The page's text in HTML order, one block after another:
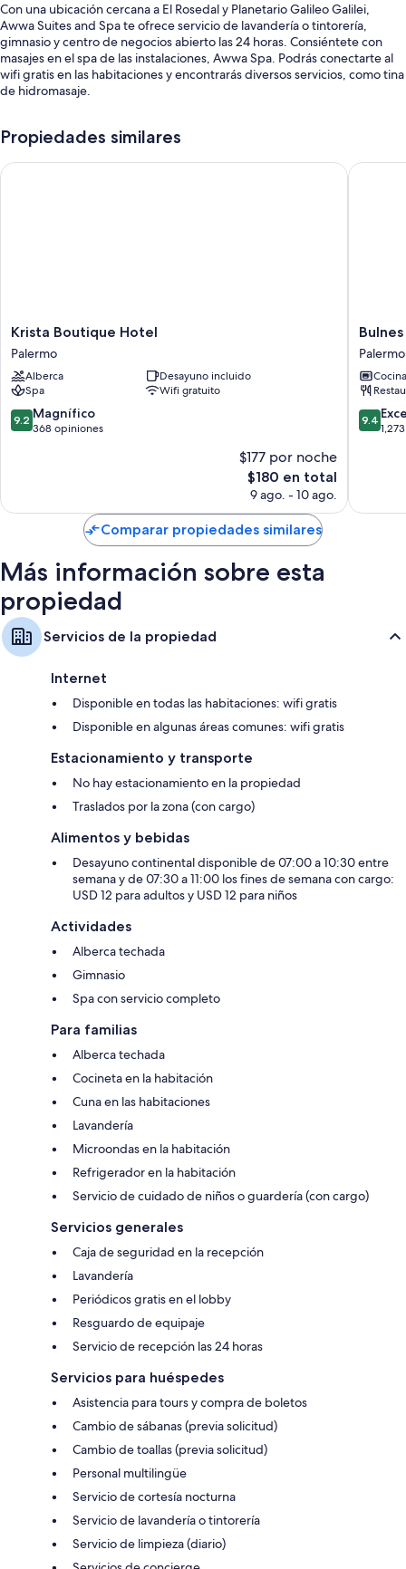
Con una ubicación cercana a El Rosedal y Planetario Galileo Galilei,
Awwa Suites and Spa te ofrece servicio de lavandería o tintorería,
gimnasio y centro de negocios abierto las 24 horas. Consiéntete con
masajes en el spa de las instalaciones, Awwa Spa. Podrás conectarte al
wifi gratis en las habitaciones y encontrarás diversos servicios, como tina
de hidromasaje.
Alberca techada
Desayuno continental (con cargo), traslados por la zona y check-out
Características de la habitación
Las 57 habitaciones cuentan con comodidades como ropa de cama de
alta calidad y caja de seguridad (con espacio para laptop), al igual que
beneficios como wifi gratis y aire acondicionado.
Otros servicios que también encontrarás son:
Televisiones LCD de 32 pulgadas con canales por cable
Balcones, focos LED y cocinetas
Propiedades similares
Krista
Boutique
Hotel
Palermo
Krista Boutique Hotel
Palermo
Alberca
Desayuno incluido
Spa
Wifi gratuito
9.2
de
9.2 Magnífico
368 opiniones
$177 por noche
El
precio
es
$180 en total
9 ago. - 10 ago.
Krista Boutique Hotel
Bulnes
Eco
Suites
Palermo
Palermo
Cocina
9.4
de
9.4
Bulnes
Comparar propiedades similares
Más información sobre esta
propiedad
Servicios de la propiedad
Internet
Disponible en todas las habitaciones: wifi gratis
Disponible en algunas áreas comunes: wifi gratis
Estacionamiento y transporte
No hay estacionamiento en la propiedad
Traslados por la zona (con cargo)
Alimentos y bebidas
Desayuno continental disponible de 07:00 a 10:30 entre
semana y de 07:30 a 11:00 los fines de semana con cargo:
USD 12 para adultos y USD 12 para niños
Actividades
Alberca techada
Gimnasio
Spa con servicio completo
Para familias
Alberca techada
Cocineta en la habitación
Cuna en las habitaciones
Lavandería
Microondas en la habitación
Refrigerador en la habitación
Servicio de cuidado de niños o guardería (con cargo)
Servicios generales
Caja de seguridad en la recepción
Lavandería
Periódicos gratis en el lobby
Resguardo de equipaje
Servicio de recepción las 24 horas
Servicios para huéspedes
Asistencia para tours y compra de boletos
Cambio de sábanas (previa solicitud)
Cambio de toallas (previa solicitud)
Personal multilingüe
Servicio de cortesía nocturna
Servicio de lavandería o tintorería
Servicio de limpieza (diario)